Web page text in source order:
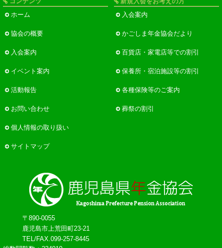
ホーム
協会の概要
入会案内
イベント案内
活動報告
お問い合わせ
個人情報の取り扱い
サイトマップ
入会案内
かごしま年金協会だより
百貨店・家電店等での割引
保養所・宿泊施設等の割引
各種保険等のご案内
葬祭の割引
〒890-0055
鹿児島市上荒田町23-21
TEL/FAX.099-257-8445